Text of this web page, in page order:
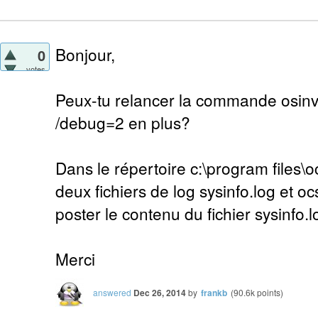
0
votes
Bonjour,
Peux-tu relancer la commande
/debug=2 en plus?
Dans le répertoire c:\program
deux fichiers de log sysinfo.log et
poster le contenu du fichier
Merci
answered Dec 26, 2014by frankb (90.6kpoints)